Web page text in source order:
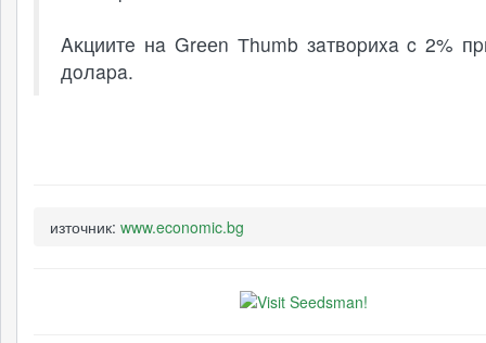
Aĸциитe нa Grееn Тhumb зaтвopиxa c 2%
дoлapa.
източник: www.economic.bg